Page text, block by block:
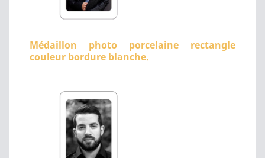
Médaillon photo porcelaine rectangle
couleur bordure blanche.